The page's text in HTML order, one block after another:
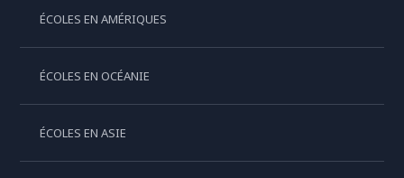
ÉCOLES EN AMÉRIQUES
ÉCOLES EN OCÉANIE
ÉCOLES EN ASIE